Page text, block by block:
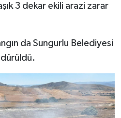
3 dekar ekili arazi zarar
da Sungurlu Belediyesi